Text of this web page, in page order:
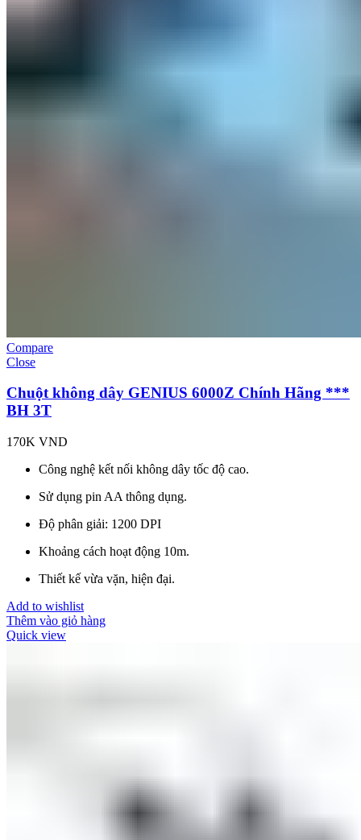
Compare
Close
Chuột không dây GENIUS 6000Z Chính Hãng ***
BH 3T
170K VND
Công nghệ kết nối không dây tốc độ cao.
Sử dụng pin AA thông dụng.
Độ phân giải: 1200 DPI
Khoảng cách hoạt động 10m.
Thiết kế vừa vặn, hiện đại.
Add to wishlist
Thêm vào giỏ hàng
Quick view